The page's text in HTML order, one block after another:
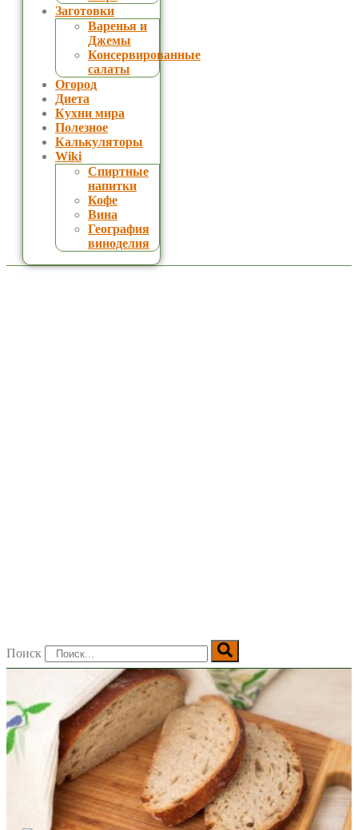
Заготовки
Варенья и
Джемы
Консервированные
салаты
Огород
Диета
Кухни мира
Полезное
Калькуляторы
Wiki
Спиртные
напитки
Кофе
Вина
География
виноделия
Поиск